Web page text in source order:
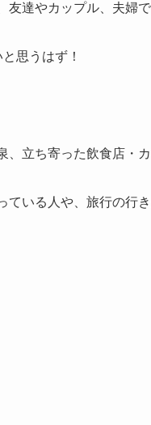
達やカップル、夫婦
思うはず！
立ち寄った飲食店・
ている人や、旅行の行